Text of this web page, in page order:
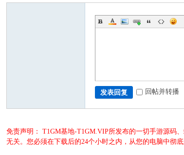
发表回复 回帖并转播
免责声明： T1GM基地-T1GM.VIP所发布的一切手游源码
无关。您必须在下载后的24个小时之内，从您的电脑中彻